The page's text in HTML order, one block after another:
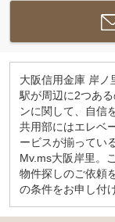
大阪信用金庫 岸ノ
駅が周辺に2つあ
ンに関して、自信
共用部にはエレベ
ービスが揃ってい
Mv.ms大阪岸里。
物件探しのご依頼
の条件をお申し付